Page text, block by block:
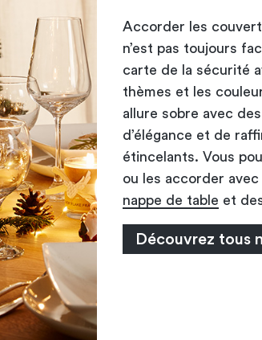
Accorder les
n’est pas toujours
carte de la sécurité
thèmes et les
allure sobre avec
d’élégance et de
étincelants. Vous
ou les accorder
nappe de table et
Découvrez tous